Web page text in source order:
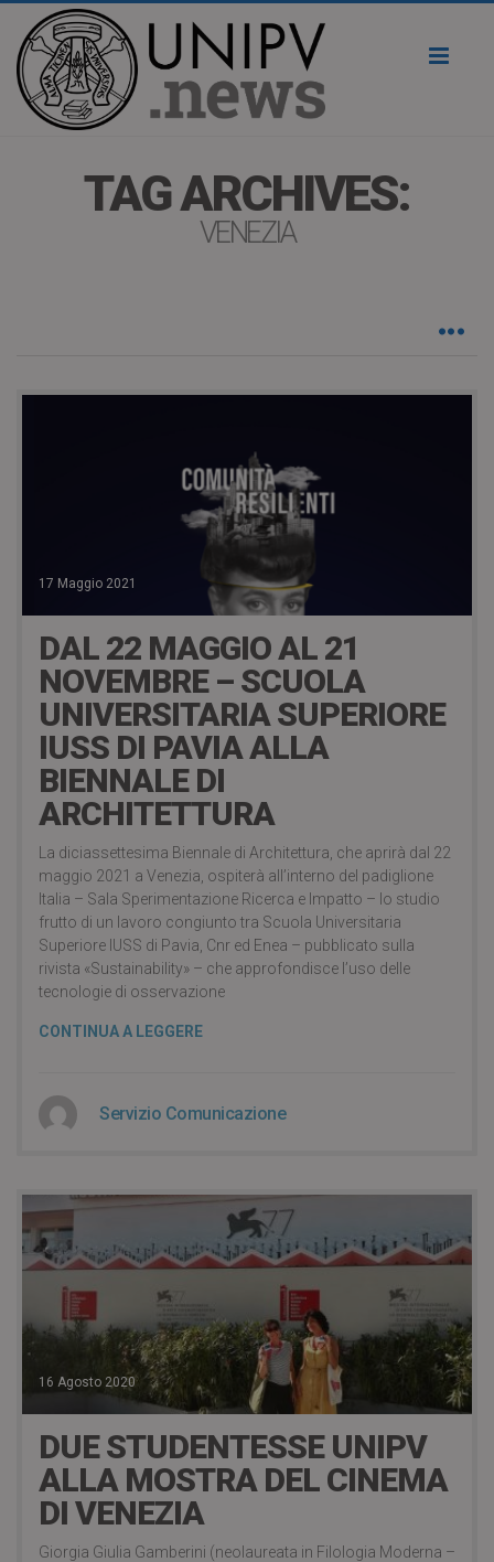
TAG ARCHIVES:
VENEZIA
17 Maggio 2021
DAL 22 MAGGIO AL 21
NOVEMBRE – SCUOLA
UNIVERSITARIA SUPERIORE
IUSS DI PAVIA ALLA
BIENNALE DI
ARCHITETTURA
La diciassettesima Biennale di Architettura, che aprirà dal 22
maggio 2021 a Venezia, ospiterà all’interno del padiglione
Italia – Sala Sperimentazione Ricerca e Impatto – lo studio
frutto di un lavoro congiunto tra Scuola Universitaria
Superiore IUSS di Pavia, Cnr ed Enea – pubblicato sulla
rivista «Sustainability» – che approfondisce l’uso delle
tecnologie di osservazione
CONTINUA A LEGGERE
Servizio Comunicazione
16 Agosto 2020
DUE STUDENTESSE UNIPV
ALLA MOSTRA DEL CINEMA
DI VENEZIA
Giorgia Giulia Gamberini (neolaureata in Filologia Moderna –